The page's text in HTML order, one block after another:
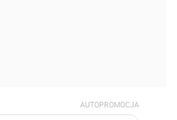
AUTOPROMOCJA